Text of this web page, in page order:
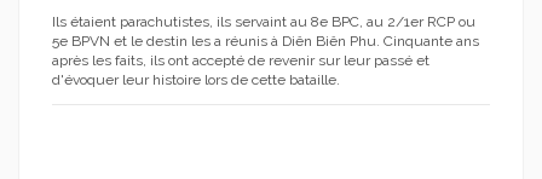
Ils étaient parachutistes, ils servaint au 8e BPC, au 2/1er RCP ou
5e BPVN et le destin les a réunis à Diên Biên Phu. Cinquante ans
après les faits, ils ont accepté de revenir sur leur passé et
d'évoquer leur histoire lors de cette bataille.